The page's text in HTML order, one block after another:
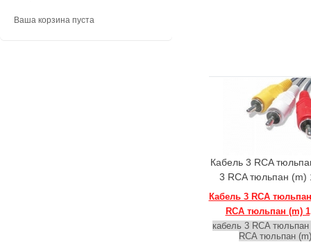
Ваша корзина пуста
Кабель 3 RCA
3 RCA тюльпан (m)
Кабель 3 RCA
RCA тюльпан (m)
кабель 3 RCA
RCA тюльпан (m)